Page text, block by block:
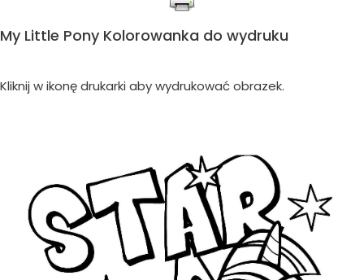
My Little Pony Kolorowanka do wydruku
Kliknij w ikonę drukarki aby wydrukować obrazek.